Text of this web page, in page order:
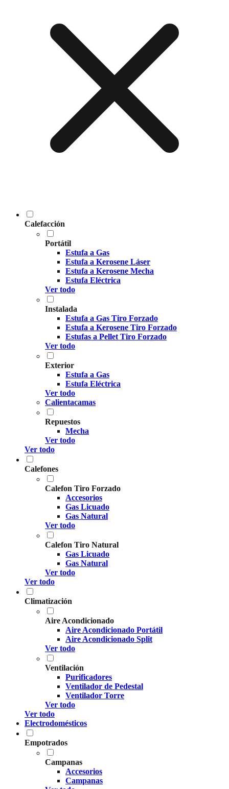
Calefacción
Portátil
Estufa a Gas
Estufa a Kerosene Láser
Estufa a Kerosene Mecha
Estufa Eléctrica
Ver todo
Instalada
Estufa a Gas Tiro Forzado
Estufa a Kerosene Tiro Forzado
Estufas a Pellet Tiro Forzado
Ver todo
Exterior
Estufa a Gas
Estufa Eléctrica
Ver todo
Calientacamas
Repuestos
Mecha
Ver todo
Ver todo
Calefones
Calefon Tiro Forzado
Accesorios
Gas Licuado
Gas Natural
Ver todo
Calefon Tiro Natural
Gas Licuado
Gas Natural
Ver todo
Ver todo
Climatización
Aire Acondicionado
Aire Acondicionado Portátil
Aire Acondicionado Split
Ver todo
Ventilación
Purificadores
Ventilador de Pedestal
Ventilador Torre
Ver todo
Ver todo
Electrodomésticos
Empotrados
Campanas
Accesorios
Campanas